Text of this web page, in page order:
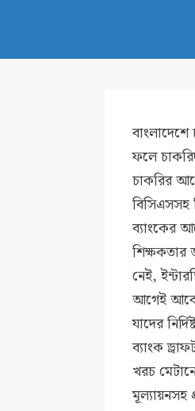
ফলে
চাকরির
ব্যাংকের
শিক্ষকতার
নেই,
আগেই
যাদের
ব্যাংক
খরচ
মূল্যায়নসহ